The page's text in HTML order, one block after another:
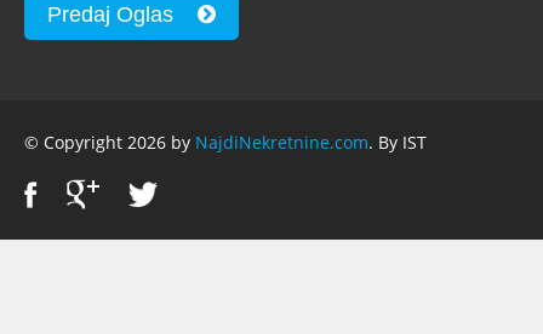
Predaj Oglas
© Copyright 2026 by NajdiNekretnine.com. By IST